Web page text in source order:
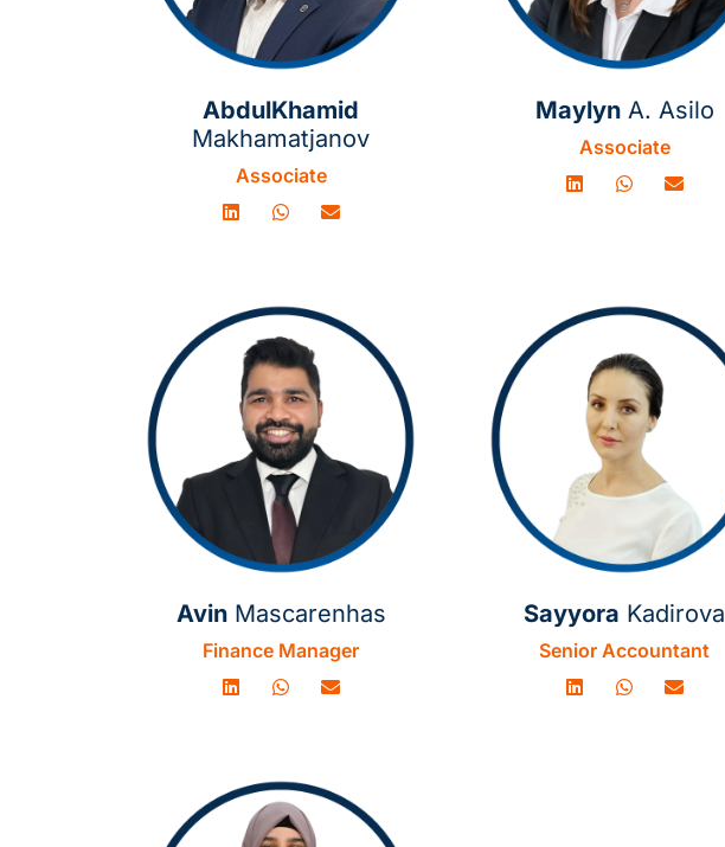
AbdulKhamid
Makhamatjanov
Associate
MaylynA. Asilo
Associate
AvinMascarenhas
Finance Manager
Sayyora Kadirova
Senior Accountant